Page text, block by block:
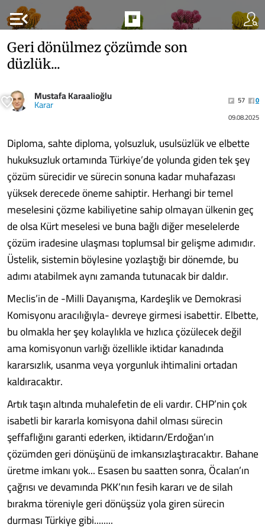
menu_open
Geri dönülmez çözümde son
düzlük...
Mustafa Karaalioğlu
Karar 57
0
09.08.2025
Diploma, sahte diploma, yolsuzluk, usulsüzlük ve elbette
hukuksuzluk ortamında Türkiye’de yolunda giden tek şey
çözüm sürecidir ve sürecin sonuna kadar muhafazası
yüksek derecede öneme sahiptir. Herhangi bir temel
meselesini çözme kabiliyetine sahip olmayan ülkenin geç
de olsa Kürt meselesi ve buna bağlı diğer meselelerde
çözüm iradesine ulaşması toplumsal bir gelişme adımıdır.
Üstelik, sistemin böylesine yozlaştığı bir dönemde, bu
adımı atabilmek aynı zamanda tutunacak bir daldır.
Meclis’in de -Milli Dayanışma, Kardeşlik ve Demokrasi
Komisyonu aracılığıyla- devreye girmesi isabettir. Elbette,
bu olmakla her şey kolaylıkla ve hızlıca çözülecek değil
ama komisyonun varlığı özellikle iktidar kanadında
kararsızlık, usanma veya yorgunluk ihtimalini ortadan
kaldıracaktır.
Artık taşın altında muhalefetin de eli vardır. CHP’nin çok
isabetli bir kararla komisyona dahil olması sürecin
şeffaflığını garanti ederken, iktidarın/Erdoğan’ın
çözümden geri dönüşünü de imkansızlaştıracaktır. Bahane
üretme imkanı yok... Esasen bu saatten sonra, Öcalan’ın
çağrısı ve devamında PKK’nın fesih kararı ve de silah
bırakma töreniyle geri dönüşsüz yola giren sürecin
durması Türkiye gibi........